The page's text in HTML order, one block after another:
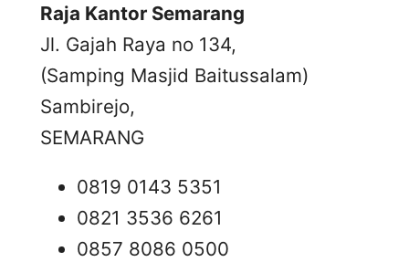
Raja Kantor Semarang
Jl. Gajah Raya no 134,
(Samping Masjid Baitussalam)
Sambirejo,
SEMARANG
0819 0143 5351
0821 3536 6261
0857 8086 0500